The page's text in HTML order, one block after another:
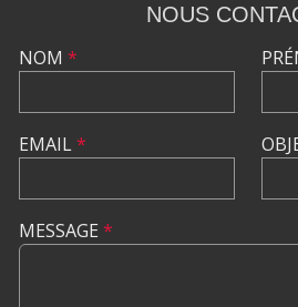
NOUS
NOM *
EMAIL*
MESSAGE *